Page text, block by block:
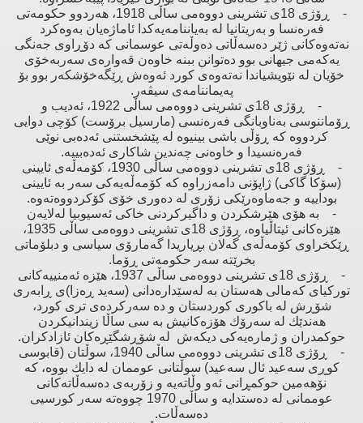
- ڕۆژی 18ی تشرینی دووەمی ساڵی 1918، هەردوو حكومەتی
فەرەنسا ‌و بەریتانیا لە بەیاننامەیەكدا ئاماژەیان بەوەكرد
نەتەوەكانی ژێر دەسەڵاتی دەوڵەتی عوسمانی كە دۆڕاوی جەنگی
یەكەمی جیهانی بوو دەتوانن ببنە خاوەن قەوارەی سەربەخۆی
خۆیان لە نێویشیاندا نەتەوەی كورد ئەوەش ڕێگەخۆشكەر بوو بۆ
پەیماننامەی سیڤەر.
- ڕۆژی 18ی تشرینی دووەمی ساڵی 1922، ئەدیب ‌و
ڕۆماننوسی بەناوبانگی فەرەنسی (مارسیل برۆست) كۆچی دوایی
كردووە كە ڕۆڵی باشی بینیوە لە پێشخستنی ئەدەبی نوێی
فەرەنسیدا ‌و خاوەنی چەندین شاكاری ئەدەبییە.
- ڕۆژی 18ی تشرینی دووەمی ساڵی 1930، كۆمەڵەی ئایینی
(سۆكا گاكی) ژاپۆنی دامەزراوە كە كۆمەڵەیەكی سەر بە ئایینی
بوداییە ‌و جەماوەرێكی زۆری لە دەوری خۆی كۆكردووەتەوە.
- بە هۆی هێرشكردن ‌و داگیركردنی خاكی ئەسیوبیا لەلایەن
هێزەكانی ئیتاڵیاوە، ڕۆژی 18ی تشرینی دووەمی ساڵی 1935،
ڕێكخراوی كۆمەڵەی گەلان بڕیاریدا گەمارۆی سیاسی ‌و دبلۆماتی
بخرێتە سەر حكومەتی ڕۆما.
- ڕۆژی 18ی تشرینی دووەمی ساڵی 1937، هێزە ئەمنییەكانی
توركیای كەمالی هەستان بە لەسێدارەدانی (سەید ڕەزا)ی ڕابەری
شۆڕش لە باكوری كوردستان ‌و دە سەركردەی تری كورد،
هەندێك لە سەرۆك هۆزەكانیش بە سی ساڵا زیندانیكردن
حوكمدران ‌و ژمارەیەكی دیكەش لە شۆڕشگێڕەكان ئازادكران.
- ڕۆژی 18ی تشرینی دووەمی ساڵی 1940، سوڵتان (قابوسی
كوڕی سەعید ئال سەعید) سوڵتانی عوممان لە دایك بووە، كە
نۆهەمین حوكمڕانی ئەو وڵاتەیە ‌و زۆربەی دەسەڵاتەكانی
عوممانی لە دەستدایە ‌و ساڵی 1970 چووەتە سەر كورسیی
دەسەڵات.